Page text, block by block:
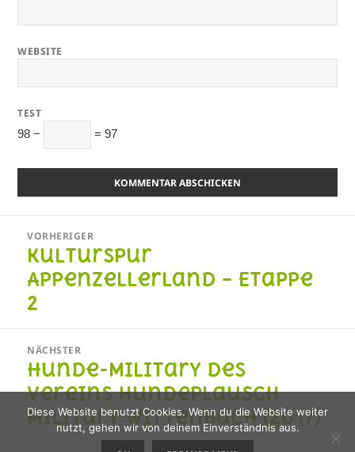
WEBSITE
TEST
98 −
= 97
Beitragsnavigation
VORHERIGER
Vorheriger
Beitrag:
Kulturspur
Appenzellerland – Etappe
2
NÄCHSTER
Nächster
Beitrag:
Hunde-Military des
Vereins Hundeplausch
Military Wittenbach (2017)
Diese Website benutzt Cookies. Wenn du die Website weiter
nutzt, gehen wir von deinem Einverständnis aus.